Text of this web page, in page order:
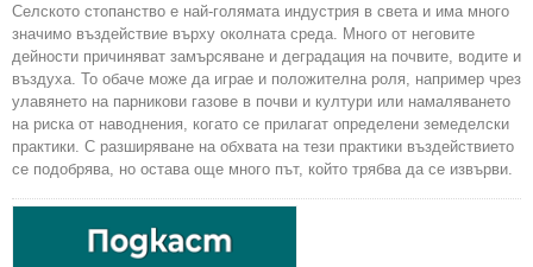
Селското стопанство е най-голямата индустрия в света и има много
значимо въздействие върху околната среда. Много от неговите
дейности причиняват замърсяване и деградация на почвите, водите и
въздуха. То обаче може да играе и положителна роля, например чрез
улавянето на парникови газове в почви и култури или намаляването
на риска от наводнения, когато се прилагат определени земеделски
практики. С разширяване на обхвата на тези практики въздействието
се подобрява, но остава още много път, който трябва да се извърви.